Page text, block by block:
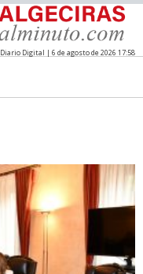
Diario Digital | 6 de agosto de 2026 17:58